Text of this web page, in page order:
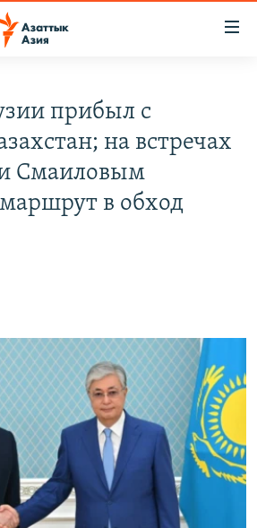
СОЦСЕТЯХ
прибыл с
на встречах
Смаиловым
в обход